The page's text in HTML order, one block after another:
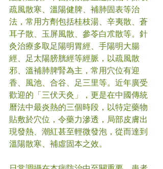
疏風散寒、溫陽健脾、補肺固表等治
法，常用方劑包括桂枝湯、辛夷散、蒼
耳子散、玉屏風散、參苓白朮散等。針
灸治療多取足陽明胃經、手陽明大腸
經、足太陽膀胱經等經脈，以疏風散
邪、溫補肺脾腎為主，常用穴位有迎
香、風池、合谷、足三里等。近年廣受
歡迎的「三伏天灸」，更是在中國傳統
曆法中最炎熱的三個時段，以特定藥物
貼敷於穴位，令藥力滲透，局部皮膚出
現發熱、潮紅甚至輕微發泡，從而達到
溫陽散寒、補虛固本之效。